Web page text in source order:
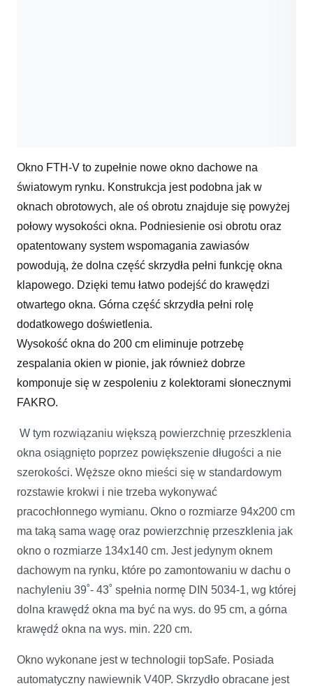
Okno FTH-V to zupełnie nowe okno dachowe na
światowym rynku. Konstrukcja jest podobna jak w
oknach obrotowych, ale oś obrotu znajduje się powyżej
połowy wysokości okna. Podniesienie osi obrotu oraz
opatentowany system wspomagania zawiasów
powodują, że dolna część skrzydła pełni funkcję okna
klapowego. Dzięki temu łatwo podejść do krawędzi
otwartego okna. Górna część skrzydła pełni rolę
dodatkowego doświetlenia.
Wysokość okna do 200 cm eliminuje potrzebę
zespalania okien w pionie, jak również dobrze
komponuje się w zespoleniu z kolektorami słonecznymi
FAKRO.
W tym rozwiązaniu większą powierzchnię przeszklenia
okna osiągnięto poprzez powiększenie długości a nie
szerokości. Węższe okno mieści się w standardowym
rozstawie krokwi i nie trzeba wykonywać
pracochłonnego wymianu. Okno o rozmiarze 94x200 cm
ma taką sama wagę oraz powierzchnię przeszklenia jak
okno o rozmiarze 134x140 cm. Jest jedynym oknem
dachowym na rynku, które po zamontowaniu w dachu o
nachyleniu 39˚- 43˚ spełnia normę DIN 5034-1, wg której
dolna krawędź okna ma być na wys. do 95 cm, a górna
krawędź okna na wys. min. 220 cm.
Okno wykonane jest w technologii topSafe. Posiada
automatyczny nawiewnik V40P. Skrzydło obracane jest